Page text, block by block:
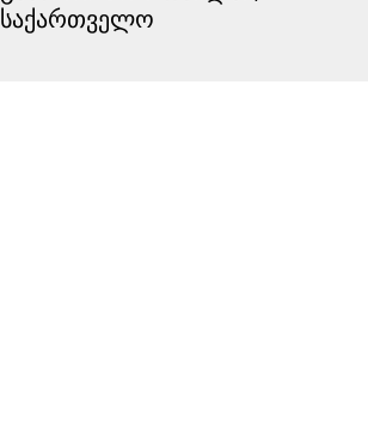
საქართველო